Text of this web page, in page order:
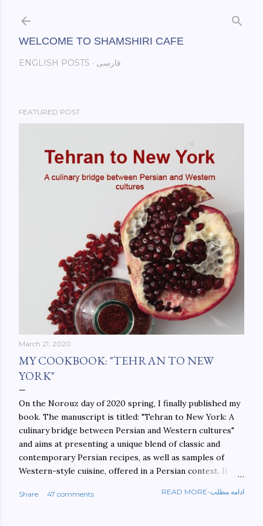
WELCOME TO SHAMSHIRI CAFE
ENGLISH POSTS فارسی
FEATURED POST
March 21, 2020
MY COOKBOOK: "TEHRAN TO NEW
YORK"
On the Norouz day of 2020 spring, I finally published my
book. The manuscript is titled: "Tehran to New York: A
culinary bridge between Persian and Western cultures"
and aims at presenting a unique blend of classic and
contemporary Persian recipes, as well as samples of
Western-style cuisine, offered in a Persian context. It is
walls. This book aims at constructing a bridge between
Share 47 comments READ MORE-ادامه مطلب